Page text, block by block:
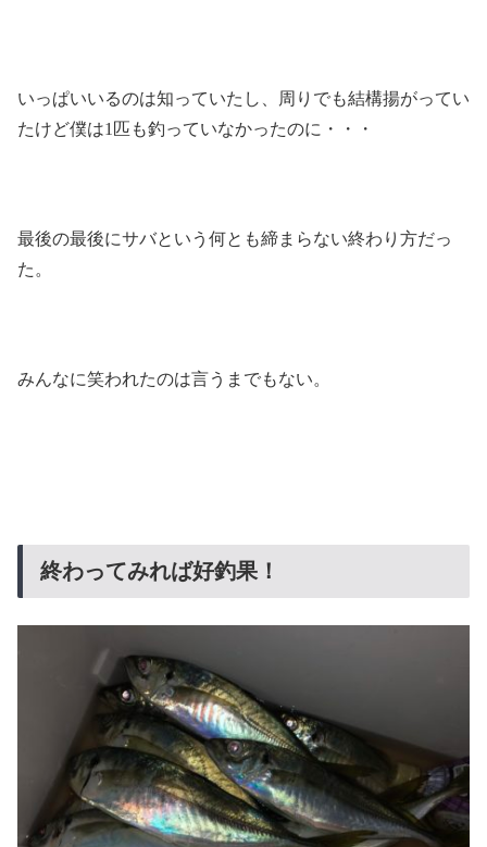
いっぱいいるのは知っていたし、周りでも結構揚がってい
たけど僕は1匹も釣っていなかったのに・・・
最後の最後にサバという何とも締まらない終わり方だっ
た。
みんなに笑われたのは言うまでもない。
終わってみれば好釣果！